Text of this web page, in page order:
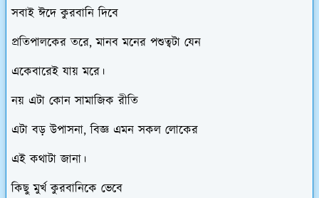
সবাই ঈদে কুরবানি দিবে
প্রতিপালকের তরে, মানব মনের পশুত্বটা যেন
একেবারেই যায় মরে।
নয় এটা কোন সামাজিক রীতি
এটা বড় উপাসনা, বিজ্ঞ এমন সকল লোকের
এই কথাটা জানা।
কিছু মুর্খ কুরবানিকে ভেবে